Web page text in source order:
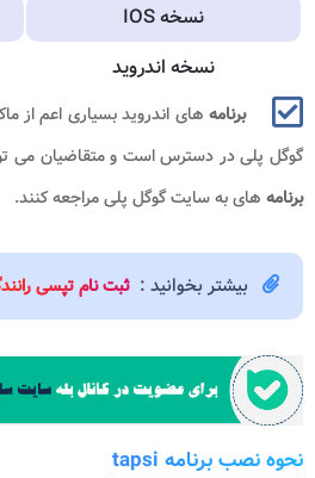
نسخه IOS
نسخه اندروید
برنامه
گوگل پلی در دسترس است و متقاضیان می
برنامه های به سایت گوگل پلی مراجعه کنند.
بیشتر بخوانید : ثبت نام تپسی
نحوه نصب برنامه tapsi